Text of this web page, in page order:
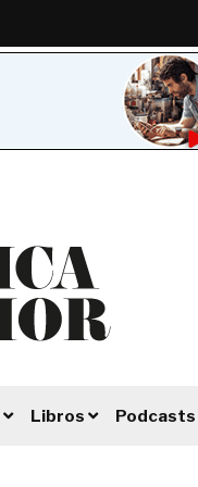
Libros Podcasts